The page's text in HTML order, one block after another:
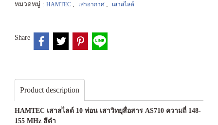
หมวดหมู่ : HAMTEC , เสาอากาศ , เสาสไลด์
Share
Product description
HAMTEC เสาสไลด์ 10 ท่อน เสาวิทยุสื่อสาร AS710 ความถี่ 148-
155 MHz สีดำ